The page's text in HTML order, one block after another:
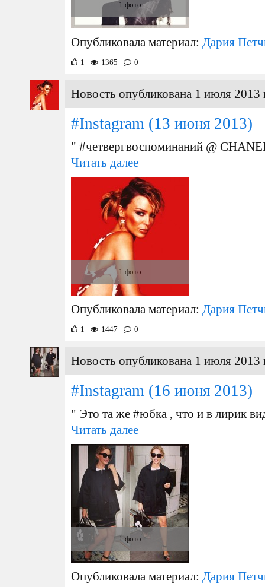
1 фото
Опубликовала материал: Дария
1 1365 0
Новость опубликована 1 июля 2013
#Instagram (13 июня 2013)
" #четвергвоспоминаний @
Читать далее
1 фото
Опубликовала материал: Дария
1 1447 0
Новость опубликована 1 июля 2013
#Instagram (16 июня 2013)
" Это та же #юбка , что и в лирик
Читать далее
1 фото
Опубликовала материал: Дария